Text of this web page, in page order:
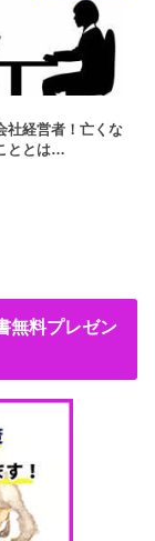
社経営者！亡くな
ととは…
無料プレゼン